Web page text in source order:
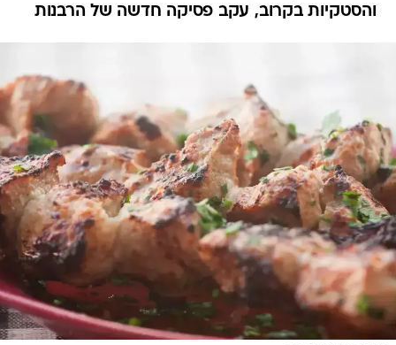
והסטקיות בקרוב, עקב פסיקה חדשה של הרבנות